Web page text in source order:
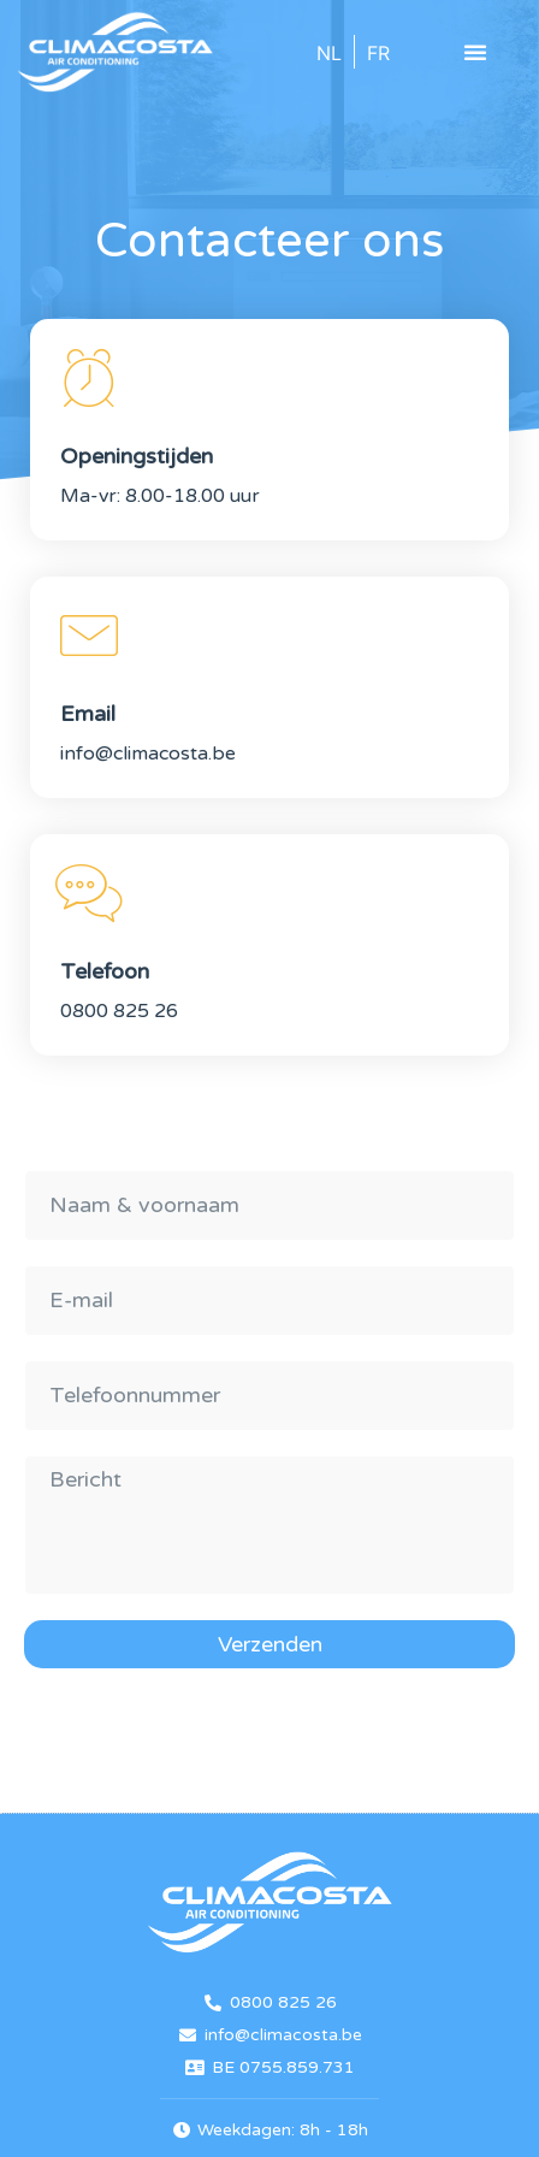
NL FR
Contacteer ons
Openingstijden
Ma-vr: 8.00-18.00 uur
Email
info@climacosta.be
Telefoon
0800 825 26
Verzenden
0800 825 26
info@climacosta.be
BE 0755.859.731
Weekdagen: 8h - 18h